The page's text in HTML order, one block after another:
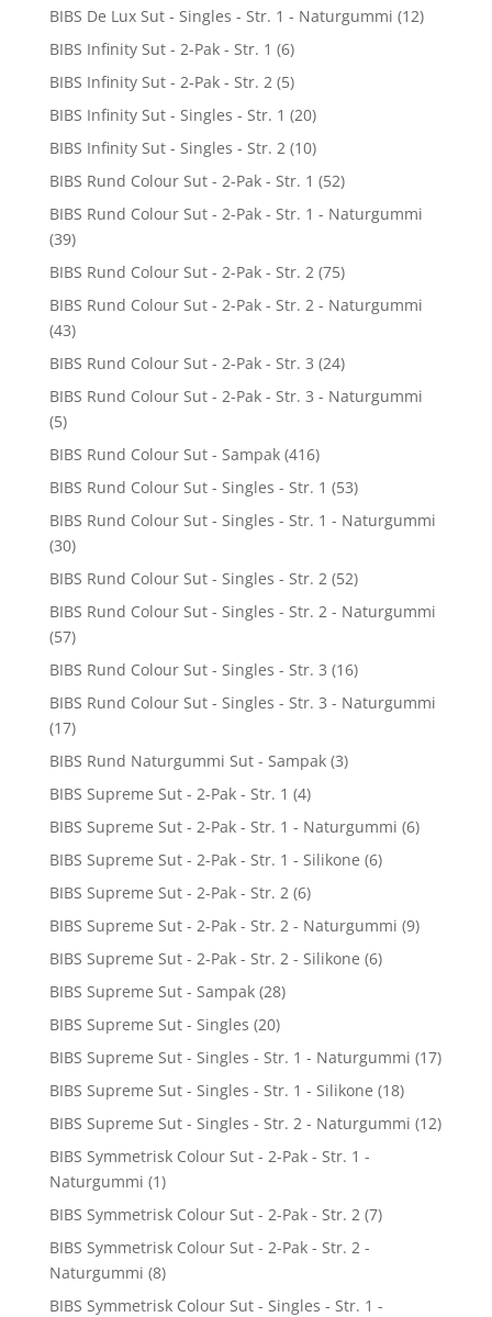
BIBS De Lux Sut - Singles - Str. 1 - Naturgummi (12)
BIBS Infinity Sut - 2-Pak - Str. 1 (6)
BIBS Infinity Sut - 2-Pak - Str. 2 (5)
BIBS Infinity Sut - Singles - Str. 1 (20)
BIBS Infinity Sut - Singles - Str. 2 (10)
BIBS Rund Colour Sut - 2-Pak - Str. 1 (52)
BIBS Rund Colour Sut - 2-Pak - Str. 1 - Naturgummi
(39)
BIBS Rund Colour Sut - 2-Pak - Str. 2 (75)
BIBS Rund Colour Sut - 2-Pak - Str. 2 - Naturgummi
(43)
BIBS Rund Colour Sut - 2-Pak - Str. 3 (24)
BIBS Rund Colour Sut - 2-Pak - Str. 3 - Naturgummi
(5)
BIBS Rund Colour Sut - Sampak (416)
BIBS Rund Colour Sut - Singles - Str. 1 (53)
BIBS Rund Colour Sut - Singles - Str. 1 - Naturgummi
(30)
BIBS Rund Colour Sut - Singles - Str. 2 (52)
BIBS Rund Colour Sut - Singles - Str. 2 - Naturgummi
(57)
BIBS Rund Colour Sut - Singles - Str. 3 (16)
BIBS Rund Colour Sut - Singles - Str. 3 - Naturgummi
(17)
BIBS Rund Naturgummi Sut - Sampak (3)
BIBS Supreme Sut - 2-Pak - Str. 1 (4)
BIBS Supreme Sut - 2-Pak - Str. 1 - Naturgummi (6)
BIBS Supreme Sut - 2-Pak - Str. 1 - Silikone (6)
BIBS Supreme Sut - 2-Pak - Str. 2 (6)
BIBS Supreme Sut - 2-Pak - Str. 2 - Naturgummi (9)
BIBS Supreme Sut - 2-Pak - Str. 2 - Silikone (6)
BIBS Supreme Sut - Sampak (28)
BIBS Supreme Sut - Singles (20)
BIBS Supreme Sut - Singles - Str. 1 - Naturgummi (17)
BIBS Supreme Sut - Singles - Str. 1 - Silikone (18)
BIBS Supreme Sut - Singles - Str. 2 - Naturgummi (12)
BIBS Symmetrisk Colour Sut - 2-Pak - Str. 1 -
Naturgummi (1)
BIBS Symmetrisk Colour Sut - 2-Pak - Str. 2 (7)
BIBS Symmetrisk Colour Sut - 2-Pak - Str. 2 -
Naturgummi (8)
BIBS Symmetrisk Colour Sut - Singles - Str. 1 -